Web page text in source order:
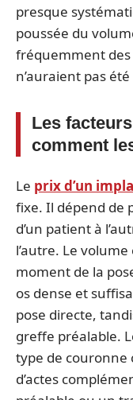
presque
poussée du
fréquemment
n’auraient pas
Les
comment
Le prix d’un
fixe. Il dépend de
d’un patient à
l’autre. Le
moment de la
os dense et
pose directe,
greffe préalable.
type de couronne
d’actes